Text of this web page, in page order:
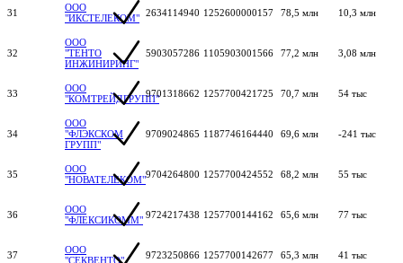
31
ООО
"ИКСТЕЛЕКОМ" 2634114940 1252600000157 78,5 млн 10,3 млн
32
ООО
"ТЕНТО
ИНЖИНИРИНГ"
5903057286 1105903001566 77,2 млн 3,08 млн
33
ООО
"КОМТРЕЙДГРУПП"9701318662 1257700421725 70,7 млн 54 тыс
34
ООО
"ФЛЭКСКОМ
ГРУПП"
9709024865 1187746164440 69,6 млн -241 тыс
35
ООО
"НОВАТЕЛЕКОМ"9704264800 1257700424552 68,2 млн 55 тыс
36
ООО
"ФЛЕКСИКОММ" 9724217438 1257700144162 65,6 млн 77 тыс
37
ООО
"СЕКВЕНТО"
9723250866 1257700142677 65,3 млн 41 тыс